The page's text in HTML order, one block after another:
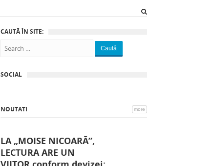
CAUTĂ ÎN SITE:
Caută
SOCIAL
NOUTATI more
LA „MOISE NICOARĂ”,
LECTURA ARE UN